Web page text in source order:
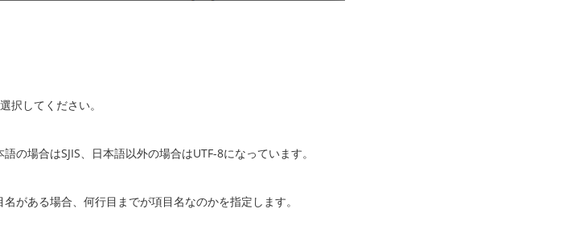
択してください。
の場合はSJIS、日本語以外の場合はUTF-8になっています。
がある場合、何行目までが項目名なのかを指定します。